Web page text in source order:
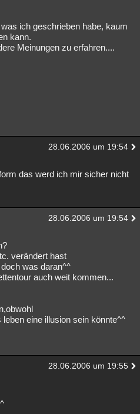
ich geschrieben habe, kaum
kann.
Meinungen zu erfahren....
28.06.2006 um 19:54
das werd ich mir sicher nicht
28.06.2006 um 19:54
verändert hast
was daran^^
auch weit kommen...
eine illusion sein könnte^^
28.06.2006 um 19:55